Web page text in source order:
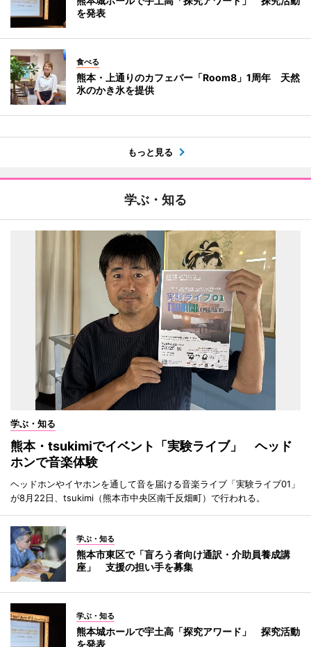
を発表
食べる
熊本・上通りのカフェバー「Room8」1周年 天然
氷のかき氷を提供
もっと見る
学ぶ・知る
学ぶ・知る
熊本・tsukimiでイベント「実験ライブ」 ヘッド
ホンで音楽体験
ヘッドホンやイヤホンを通して音を届ける音楽ライブ「実験ライブ01」
が8月22日、tsukimi（熊本市中央区南千反畑町）で行われる。
学ぶ・知る
熊本市東区で「盲ろう者向け通訳・介助員養成講
座」 支援の担い手を募集
学ぶ・知る
熊本城ホールで宇土高「探究アワード」 探究活動
を発表